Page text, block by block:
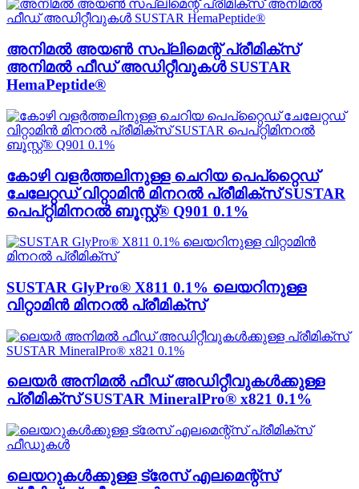
അനിമൽ അയൺ സപ്ലിമെന്റ് പ്രീമിക്സ്
അനിമൽ ഫീഡ് അഡിറ്റീവുകൾ SUSTAR
HemaPeptide®
കോഴി വളർത്തലിനുള്ള ചെറിയ പെപ്റ്റൈഡ്
ചേലേറ്റഡ് വിറ്റാമിൻ മിനറൽ പ്രീമിക്സ് SUSTAR
പെപ്റ്റിമിനറൽ ബൂസ്റ്റ്® Q901 0.1%
SUSTAR GlyPro® X811 0.1% ലെയറിനുള്ള
വിറ്റാമിൻ മിനറൽ പ്രീമിക്സ്
ലെയർ അനിമൽ ഫീഡ് അഡിറ്റീവുകൾക്കുള്ള
പ്രീമിക്സ് SUSTAR MineralPro® x821 0.1%
ലെയറുകൾക്കുള്ള ട്രേസ് എലമെന്റ്സ്